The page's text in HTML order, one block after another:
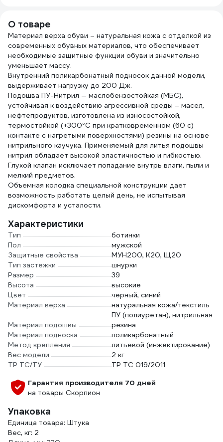
О товаре
Материал верха обуви – натуральная кожа с отделкой из
современных обувных материалов, что обеспечивает
необходимые защитные функции обуви и значительно
уменьшает массу.
Внутренний поликарбонатный подносок данной модели,
выдерживает нагрузку до 200 Дж.
Подошва ПУ-Нитрил — маслобензостойкая (МБС),
устойчивая к воздействию агрессивной среды – масел,
нефтепродуктов, изготовлена из износостойкой,
термостойкой (+300°С при кратковременном (60 с)
контакте с нагретыми поверхностями) резины на основе
нитрильного каучука. Применяемый для литья подошвы
нитрил обладает высокой эластичностью и гибкостью.
Глухой клапан исключает попадание внутрь влаги, пыли и
мелкий предметов.
Объемная колодка специальной конструкции дает
возможность работать целый день, не испытывая
дискомфорта и усталости.
Характеристики
Тип
ботинки
Пол
мужской
Защитные свойства
МУН200, К20, Щ20
Тип застежки
шнурки
Размер
39
Высота
высокие
Цвет
черный, синий
Материал верха
натуральная кожа/текстиль
Материал подошвы
ПУ (полиуретан), нитрильная
резина
Материал подноска
поликарбонатный
Метод крепления
литьевой (инжектирование)
Вес модели
2 кг
ТР ТС/ТУ
ТР ТС 019/2011
Гарантия производителя 70 дней
на товары Скорпион
Упаковка
Единица товара: Штука
Вес, кг: 2